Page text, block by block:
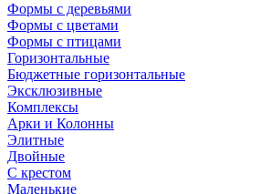
Формы с деревьями
Формы с цветами
Формы с птицами
Горизонтальные
Бюджетные горизонтальные
Эксклюзивные
Комплексы
Арки и Колонны
Элитные
Двойные
С крестом
Маленькие